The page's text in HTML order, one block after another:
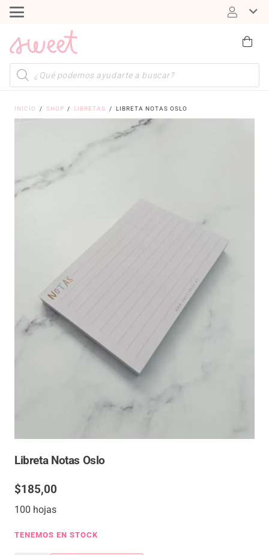
Búsqueda
de
productos
INICIO / SHOP / LIBRETAS / LIBRETA NOTAS OSLO
Libreta Notas Oslo
$185,00
100 hojas
TENEMOS EN STOCK